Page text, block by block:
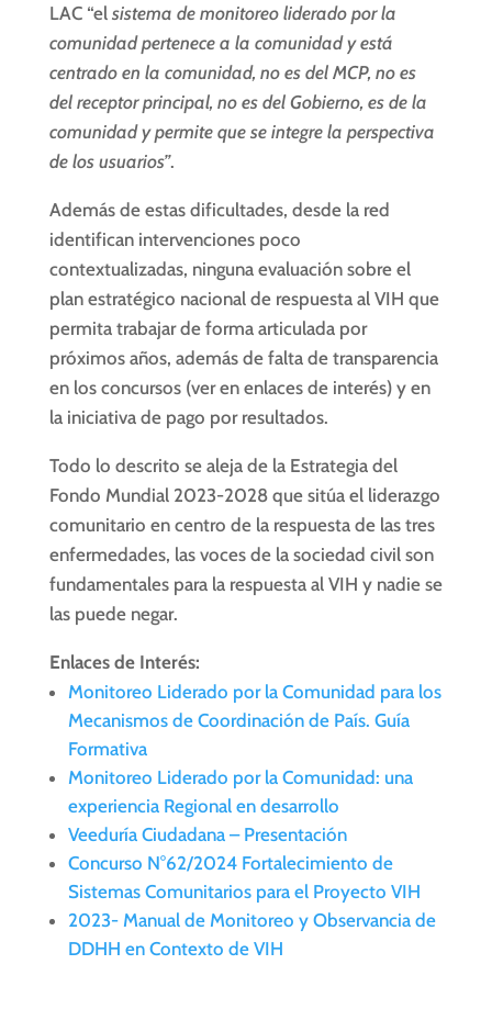
LAC “el sistema de monitoreo liderado por la
comunidad pertenece a la comunidad y está
centrado en la comunidad, no es del MCP, no es
del receptor principal, no es del Gobierno, es de la
comunidad y permite que se integre la perspectiva
de los usuarios”.
Además de estas dificultades, desde la red
identifican intervenciones poco
contextualizadas, ninguna evaluación sobre el
plan estratégico nacional de respuesta al VIH que
permita trabajar de forma articulada por
próximos años, además de falta de transparencia
en los concursos (ver en enlaces de interés) y en
la iniciativa de pago por resultados.
Todo lo descrito se aleja de la Estrategia del
Fondo Mundial 2023-2028 que sitúa el liderazgo
comunitario en centro de la respuesta de las tres
enfermedades, las voces de la sociedad civil son
fundamentales para la respuesta al VIH y nadie se
las puede negar.
Enlaces de Interés:
Monitoreo Liderado por la Comunidad para los
Mecanismos de Coordinación de País. Guía
Formativa
Monitoreo Liderado por la Comunidad: una
experiencia Regional en desarrollo
Veeduría Ciudadana – Presentación
Concurso N°62/2024 Fortalecimiento de
Sistemas Comunitarios para el Proyecto VIH
2023- Manual de Monitoreo y Observancia de
DDHH en Contexto de VIH